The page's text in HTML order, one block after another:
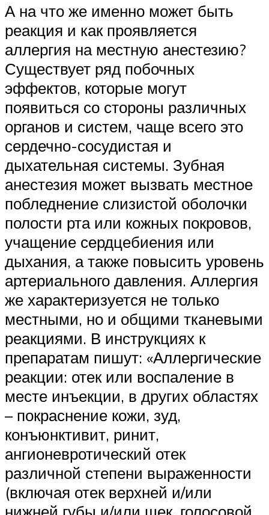
А на что же именно может быть
реакция и как проявляется
аллергия на местную анестезию?
Существует ряд побочных
эффектов, которые могут
появиться со стороны различных
органов и систем, чаще всего это
сердечно-сосудистая и
дыхательная системы. Зубная
анестезия может вызвать местное
побледнение слизистой оболочки
полости рта или кожных покровов,
учащение сердцебиения или
дыхания, а также повысить уровень
артериального давления. Аллергия
же характеризуется не только
местными, но и общими тканевыми
реакциями. В инструкциях к
препаратам пишут: «Аллергические
реакции: отек или воспаление в
месте инъекции, в других областях
– покраснение кожи, зуд,
конъюнктивит, ринит,
ангионевротический отек
различной степени выраженности
(включая отек верхней и/или